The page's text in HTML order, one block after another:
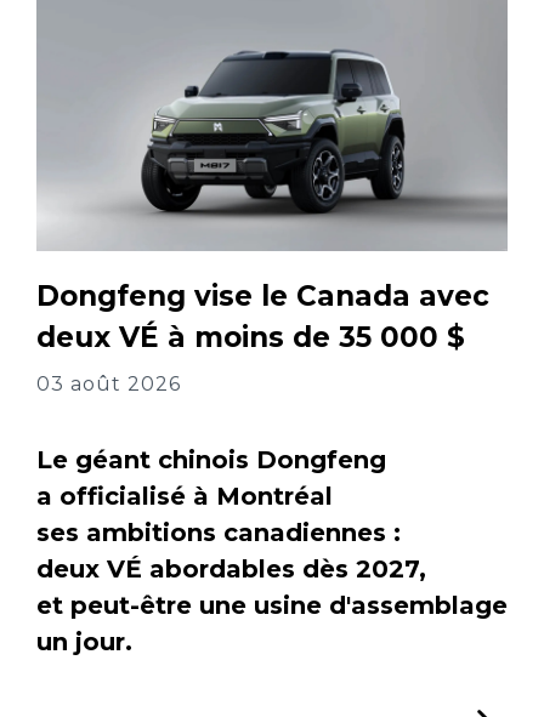
Dongfeng vise le Canada avec
deux VÉ à moins de 35 000 $
03 août 2026
Le géant chinois Dongfeng
a officialisé à Montréal
ses ambitions canadiennes :
deux VÉ abordables dès 2027,
et peut-être une usine d'assemblage
un jour.